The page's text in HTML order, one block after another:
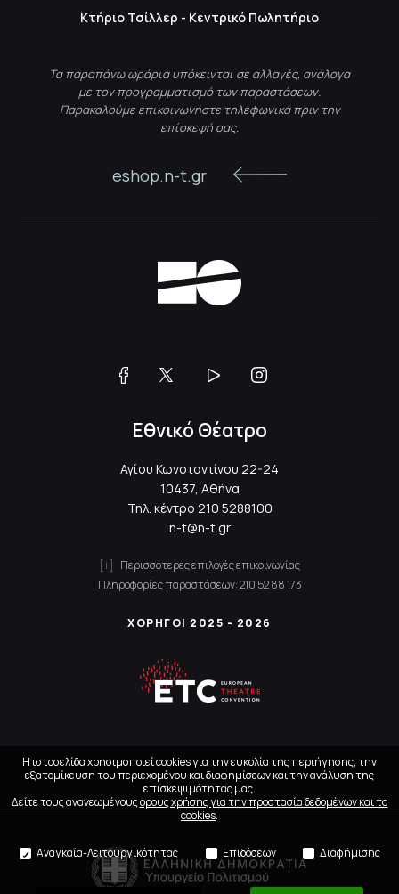
Κτήριο Τσίλλερ - Κεντρικό Πωλητήριο
Τα παραπάνω ωράρια υπόκεινται σε αλλαγές, ανάλογα
με τον προγραμματισμό των παραστάσεων.
Παρακαλούμε επικοινωνήστε τηλεφωνικά πριν την
επίσκεψή σας.
eshop.n-t.gr
Εθνικό Θέατρο
Αγίου Κωνσταντίνου 22-24
10437, Αθήνα
Τηλ. κέντρο 210 5288100
n-t@n-t.gr
Περισσότερες επιλογές επικοινωνίας
Πληροφορίες παραστάσεων:210 52 88 173
ΧΟΡΗΓΟΙ 2025 - 2026
Η ιστοσελίδα χρησιμοποιεί cookies για την ευκολία της περιήγησης, την
εξατομίκευση του περιεχομένου και διαφημίσεων και την ανάλυση της
επισκεψιμότητας μας.
Δείτε τους ανανεωμένουςόρους χρήσης για την προστασία δεδομένων και τα
cookies.
Αναγκαία-Λειτουργικότητας Επιδόσεων Διαφήμισης